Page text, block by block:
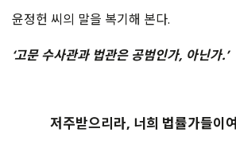
윤정헌 씨의 말을 복기해 본다.
‘고문 수사관과 법관은 공범인가, 아닌가.’
저주받으리라, 너희 법률가들이여